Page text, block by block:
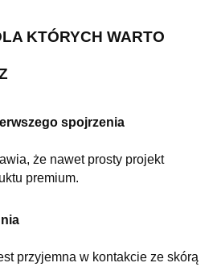
KTÓRYCH WARTO
spojrzenia
że nawet prosty projekt
premium.
przyjemna w kontakcie ze skórą